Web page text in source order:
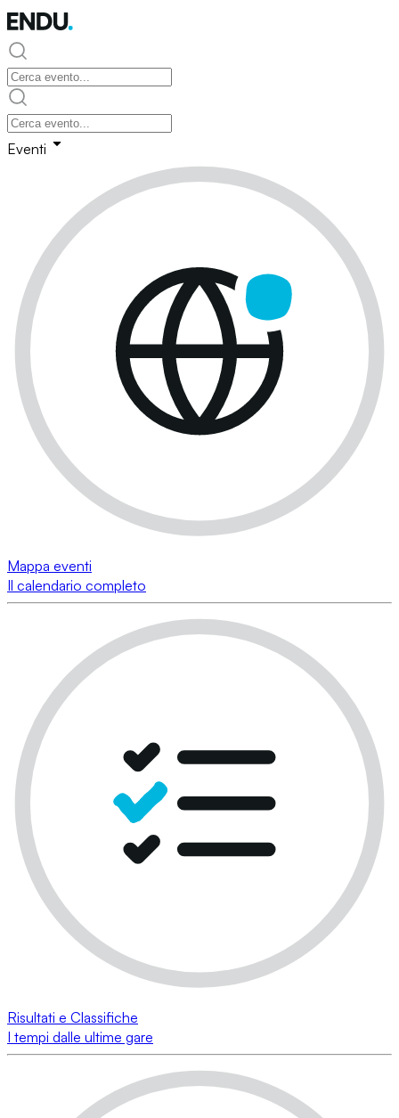
Eventi
Mappa eventi
Il calendario completo
Risultati e Classifiche
I tempi dalle ultime gare